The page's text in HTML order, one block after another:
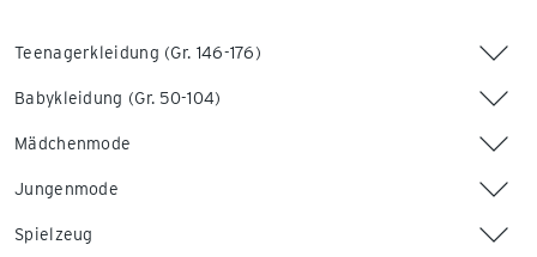
Teenagerkleidung (Gr. 146-176)
Babykleidung (Gr. 50-104)
Mädchenmode
Jungenmode
Spielzeug